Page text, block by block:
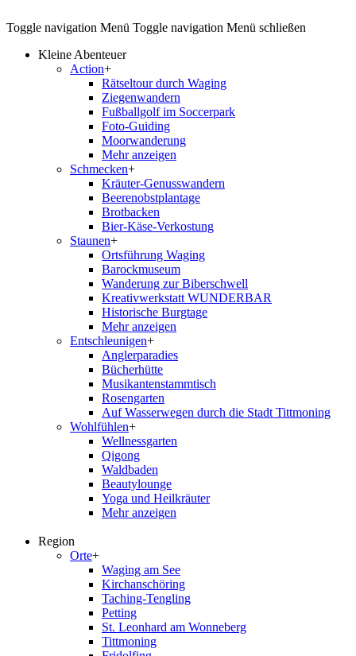
Toggle navigation Menü Toggle navigation Menü schließen
Kleine Abenteuer
Action+
Rätseltour durch Waging
Ziegenwandern
Fußballgolf im Soccerpark
Foto-Guiding
Moorwanderung
Mehr anzeigen
Schmecken+
Kräuter-Genusswandern
Beerenobstplantage
Brotbacken
Bier-Käse-Verkostung
Staunen+
Ortsführung Waging
Barockmuseum
Wanderung zur Biberschwell
Kreativwerkstatt WUNDERBAR
Historische Burgtage
Mehr anzeigen
Entschleunigen+
Anglerparadies
Bücherhütte
Musikantenstammtisch
Rosengarten
Auf Wasserwegen durch die Stadt Tittmoning
Wohlfühlen+
Wellnessgarten
Qigong
Waldbaden
Beautylounge
Yoga und Heilkräuter
Mehr anzeigen
Region
Orte+
Waging am See
Kirchanschöring
Taching-Tengling
Petting
St. Leonhard am Wonneberg
Tittmoning